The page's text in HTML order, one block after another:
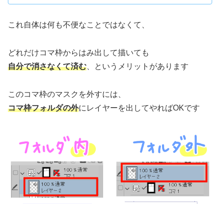
これ自体は何も不便なことではなくて、
どれだけコマ枠からはみ出して描いても
自分で消さなくて済む 、というメリットがあります
このコマ枠のマスクを外すには、
コマ枠フォルダの外にレイヤーを出してやればOKです